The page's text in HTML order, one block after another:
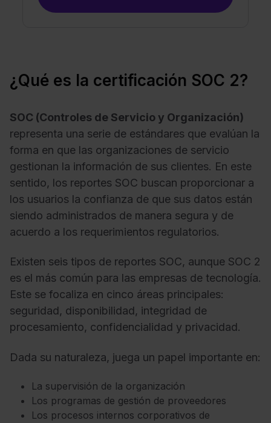
¿Qué es la certificación SOC 2?
SOC (Controles de Servicio y Organización)
representa una serie de estándares que evalúan la
forma en que las organizaciones de servicio
gestionan la información de sus clientes. En este
sentido, los reportes SOC buscan proporcionar a
los usuarios la confianza de que sus datos están
siendo administrados de manera segura y de
acuerdo a los requerimientos regulatorios.
Existen seis tipos de reportes SOC, aunque SOC 2
es el más común para las empresas de tecnología.
Este se focaliza en cinco áreas principales:
seguridad, disponibilidad, integridad de
procesamiento, confidencialidad y privacidad.
Dada su naturaleza, juega un papel importante en:
La supervisión de la organización
Los programas de gestión de proveedores
Los procesos internos corporativos de